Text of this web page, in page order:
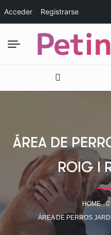
Acceder Registrarse
ÁREA DE
ROIG I
HOME
ÁREA DE PERROS